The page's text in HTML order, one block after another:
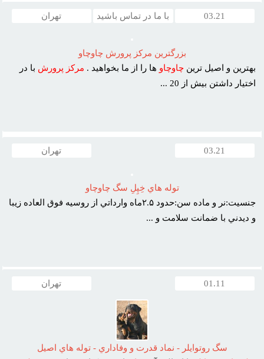
03.21 با ما در تماس باشید تهران
بزرگترين مرکز پرورش چاوچاو
بهترين و اصيل ترينچاوچاو ها را از ما بخواهيد . مرکز پرورش با در
اختيار داشتن بيش از 20 ...
03.21 تهران
توله هاي خِپِلِ سگ چاوچاو
جنسيت:نر و ماده سن:حدود ۲.۵ماه وارداتي از روسيه فوق العاده زيبا
و ديدني با ضمانت سلامت و ...
01.11 تهران
سگ روتوايلر - نماد قدرت و وفاداري - توله هاي اصيل